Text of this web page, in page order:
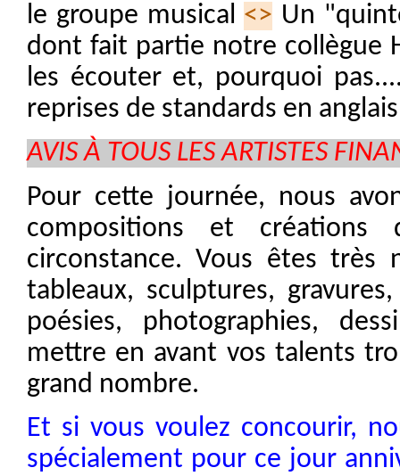
le groupe musical <> Un
dont fait partie notre collègue
les écouter et, pourquoi
reprises de standards en
AVIS À TOUS LES ARTISTES
Pour cette journée, nous
compositions et
circonstance. Vous êtes très
tableaux, sculptures,
poésies, photographies,
mettre en avant vos talents
grand nombre.
Et si vous voulez concourir,
spécialement pour ce jour